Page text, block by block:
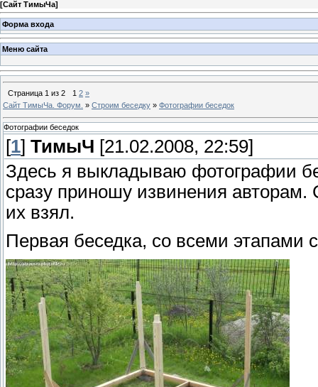
[Сайт ТимыЧа]
Форма входа
Меню сайта
Страница 1 из 2 1 2 »
Сайт ТимыЧа. Форум. » Строим беседку » Фотографии беседок
Фотографии беседок
[1] ТимыЧ [21.02.2008, 22:59]
Здесь я выкладываю фотографии
сразу приношу извинения
их взял.
Первая беседка, со всеми этапами